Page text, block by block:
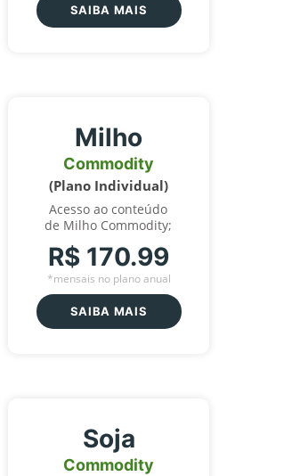
SAIBA MAIS
Milho
Commodity
(Plano Individual)
Acesso ao conteúdo
de Milho Commodity;
R$ 170.99
*mensais no plano anual
SAIBA MAIS
Soja
Commodity